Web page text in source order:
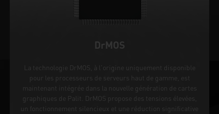
DrMOS
La technologie DrMOS, à l'origine uniquement disponible
pour les processeurs de serveurs haut de gamme, est
maintenant intégrée dans la nouvelle génération de cartes
graphiques de Palit. DrMOS propose des tensions élevées,
un fonctionnement silencieux et une réduction significative